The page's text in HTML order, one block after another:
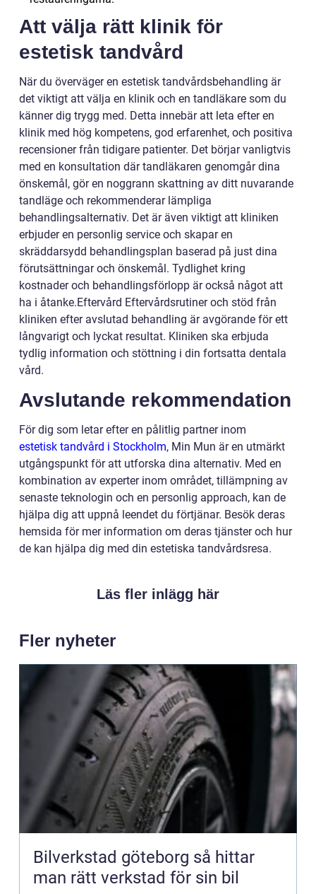
Att välja rätt klinik för
estetisk tandvård
När du överväger en estetisk tandvårdsbehandling är
det viktigt att välja en klinik och en tandläkare som du
känner dig trygg med. Detta innebär att leta efter en
klinik med hög kompetens, god erfarenhet, och positiva
recensioner från tidigare patienter. Det börjar vanligtvis
med en konsultation där tandläkaren genomgår dina
önskemål, gör en noggrann skattning av ditt nuvarande
tandläge och rekommenderar lämpliga
behandlingsalternativ. Det är även viktigt att kliniken
erbjuder en personlig service och skapar en
skräddarsydd behandlingsplan baserad på just dina
förutsättningar och önskemål. Tydlighet kring
kostnader och behandlingsförlopp är också något att
ha i åtanke.Eftervård Eftervårdsrutiner och stöd från
kliniken efter avslutad behandling är avgörande för ett
långvarigt och lyckat resultat. Kliniken ska erbjuda
tydlig information och stöttning i din fortsatta dentala
vård.
Avslutande rekommendation
För dig som letar efter en pålitlig partner inom
estetisk tandvård i Stockholm, Min Mun är en utmärkt
utgångspunkt för att utforska dina alternativ. Med en
kombination av experter inom området, tillämpning av
senaste teknologin och en personlig approach, kan de
hjälpa dig att uppnå leendet du förtjänar. Besök deras
hemsida för mer information om deras tjänster och hur
de kan hjälpa dig med din estetiska tandvårdsresa.
Läs fler inlägg här
Fler nyheter
Bilverkstad göteborg så hittar
man rätt verkstad för sin bil